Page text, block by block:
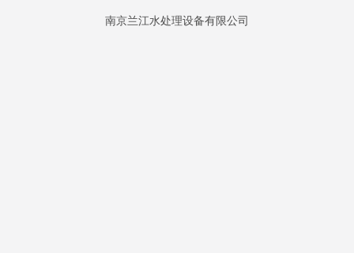
南京兰江水处理设备有限公司